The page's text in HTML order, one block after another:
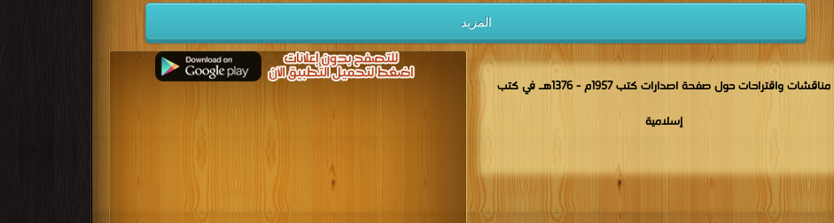
المزيد
مناقشات واقتراحات حول صفحة اصدارات كتب 1957م - 1376هـ في كتب
إسلامية